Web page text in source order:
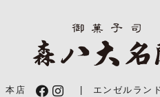
本店 | エンゼルラン